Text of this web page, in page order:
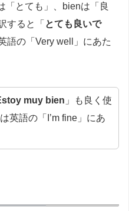
「とても」、bienは「良
すると「 とても良いで
語の「Very well」にあた
muy bien 」も良く使
英語の「I’m fine」にあ